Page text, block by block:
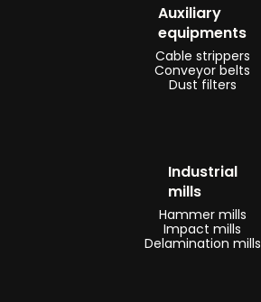
Auxiliary
equipments
Cable strippers
Conveyor belts
Dust filters
Industrial
mills
Hammer mills
Impact mills
Delamination mills